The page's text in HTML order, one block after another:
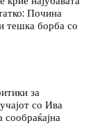
Почина
тешка борба со
за
со Ива
сообраќајна